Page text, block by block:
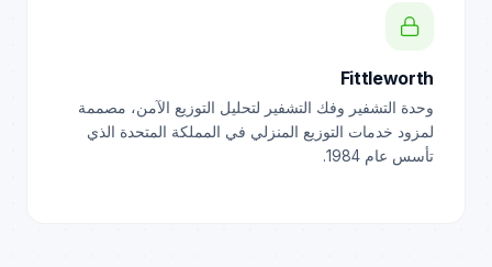
Fittleworth
وحدة التشفير وفك التشفير لتحليل التوزيع الآمن، مصممة
لمزود خدمات التوزيع المنزلي في المملكة المتحدة الذي
تأسس عام 1984.